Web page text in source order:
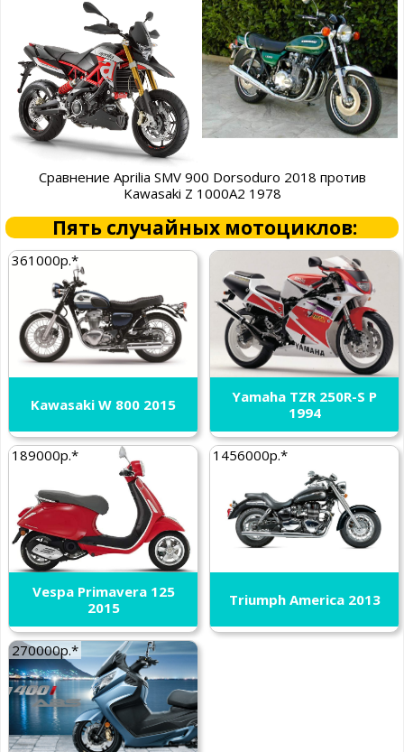
Сравнение Aprilia SMV 900 Dorsoduro 2018 против
Kawasaki Z 1000A2 1978
Пять случайных мотоциклов:
361000р.*
Kawasaki W 800 2015
Yamaha TZR 250R-S P
1994
189000р.*
Vespa Primavera 125
2015
1456000р.*
Triumph America 2013
270000р.*